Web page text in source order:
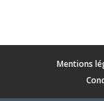
Mentions